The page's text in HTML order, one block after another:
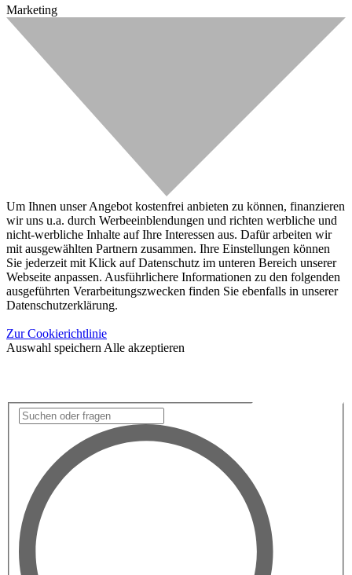
Marketing
Um Ihnen unser Angebot kostenfrei anbieten zu können, finanzieren
wir uns u.a. durch Werbeeinblendungen und richten werbliche und
nicht-werbliche Inhalte auf Ihre Interessen aus. Dafür arbeiten wir
mit ausgewählten Partnern zusammen. Ihre Einstellungen können
Sie jederzeit mit Klick auf Datenschutz im unteren Bereich unserer
Webseite anpassen. Ausführlichere Informationen zu den folgenden
ausgeführten Verarbeitungszwecken finden Sie ebenfalls in unserer
Datenschutzerklärung.
Zur Cookierichtlinie
Auswahl speichern Alle akzeptieren